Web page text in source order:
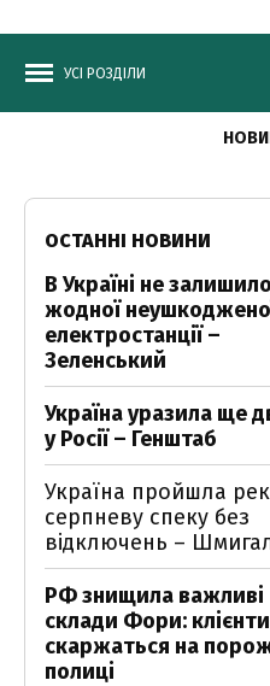
УСІ РОЗДІЛИ
ОСТАННІ НОВИНИ
В Україні не
жодної
електростанції –
Зеленський
Україна уразила ще
у Росії – Генштаб
Україна пройшла
серпневу спеку без
відключень –
РФ знищила важливі
склади Фори: клієнти
скаржаться на
полиці